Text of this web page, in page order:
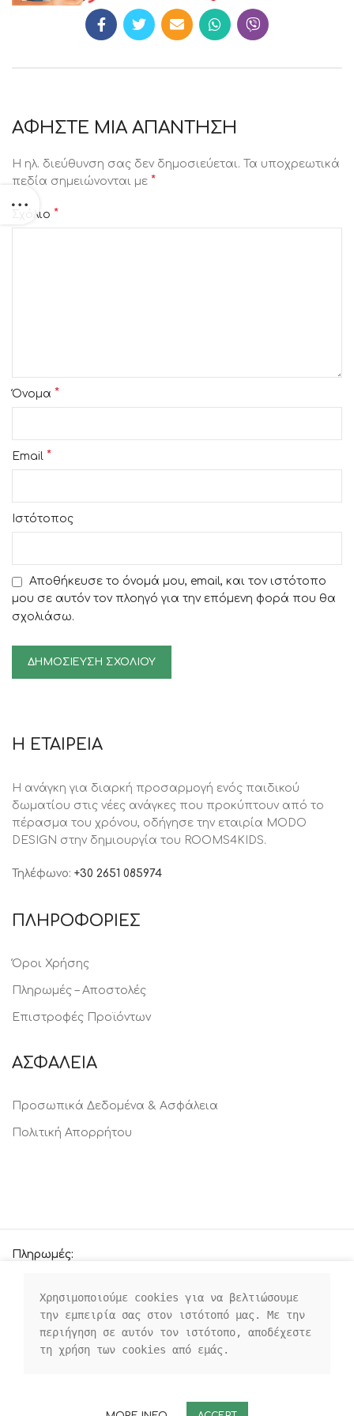
ΑΦΉΣΤΕ ΜΙΑ ΑΠΆΝΤΗΣΗ
Η ηλ. διεύθυνση σας δεν δημοσιεύεται.
Τα υποχρεωτικά
πεδία σημειώνονται με *
Σχόλιο *
Όνομα *
Email *
Ιστότοπος
Αποθήκευσε το όνομά μου, email, και τον ιστότοπο
μου σε αυτόν τον πλοηγό για την επόμενη φορά που θα
σχολιάσω.
Η ΕΤΑΙΡΕΙΑ
Η ανάγκη για διαρκή προσαρμογή ενός παιδικού
δωματίου στις νέες ανάγκες που προκύπτουν από το
πέρασμα του χρόνου, oδήγησε την εταιρία MODO
DESIGN στην δημιουργία του ROOMS4KIDS.
Τηλέφωνο: +30 2651 085974
ΠΛΗΡΟΦΟΡΙΕΣ
Όροι Χρήσης
Πληρωμές – Αποστολές
Επιστροφές Προϊόντων
ΑΣΦΑΛΕΙΑ
Προσωπικά Δεδομένα & Ασφάλεια
Πολιτική Απορρήτου
Πληρωμές:
Οι κοινωνικοί μας σύνδεσμοι:
Χρησιμοποιούμε cookies για να βελτιώσουμε
την εμπειρία σας στον ιστότοπό μας. Με την
περιήγηση σε αυτόν τον ιστότοπο, αποδέχεστε
τη χρήση των cookies από εμάς.